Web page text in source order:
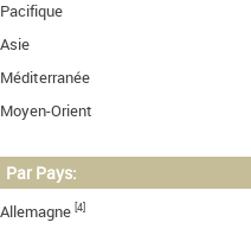
Pacifique
Asie
Méditerranée
Moyen-Orient
Par Pays:
Allemagne [4]